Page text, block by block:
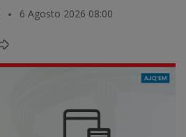
6 Agosto 2026 08:00